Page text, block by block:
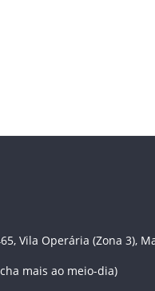
Vila Operária (Zona 3),
mais ao meio-dia)